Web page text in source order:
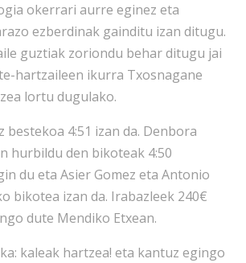
okerrari aurre eginez eta
ezberdinak gainditu izan ditugu.
guztiak zoriondu behar ditugu jai
hartzaileen ikurra Txosnagane
lortu dugulako.
bestekoa 4:51 izan da. Denbora
hurbildu den bikoteak 4:50
du eta Asier Gomez eta Antonio
bikotea izan da. Irabazleek 240€
dute Mendiko Etxean.
kaleak hartzea! eta kantuz egingo